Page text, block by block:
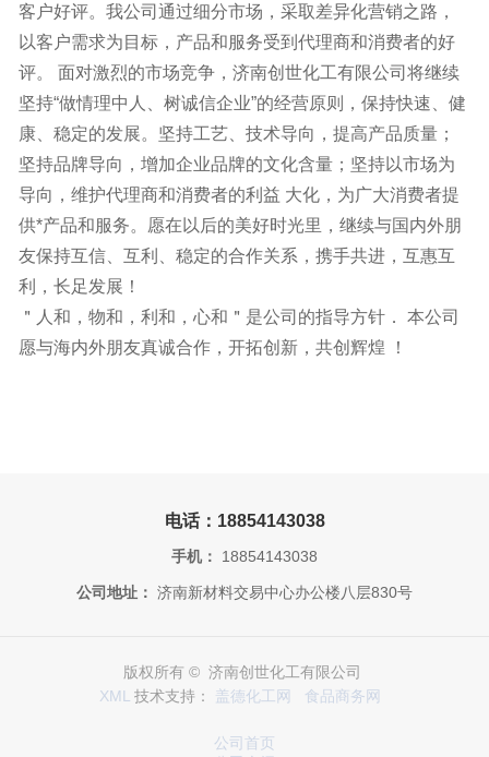
客户好评。我公司通过细分市场，采取差异化营销之路，
以客户需求为目标，产品和服务受到代理商和消费者的好
评。 面对激烈的市场竞争，济南创世化工有限公司将继续
坚持“做情理中人、树诚信企业”的经营原则，保持快速、健
康、稳定的发展。坚持工艺、技术导向，提高产品质量；
坚持品牌导向，增加企业品牌的文化含量；坚持以市场为
导向，维护代理商和消费者的利益 大化，为广大消费者提
供*产品和服务。愿在以后的美好时光里，继续与国内外朋
友保持互信、互利、稳定的合作关系，携手共进，互惠互
利，长足发展！
＂人和，物和，利和，心和＂是公司的指导方针． 本公司
愿与海内外朋友真诚合作，开拓创新，共创辉煌 ！
电话：18854143038
手机： 18854143038
公司地址： 济南新材料交易中心办公楼八层830号
版权所有 © 济南创世化工有限公司
XML 技术支持： 盖德化工网 食品商务网
公司首页